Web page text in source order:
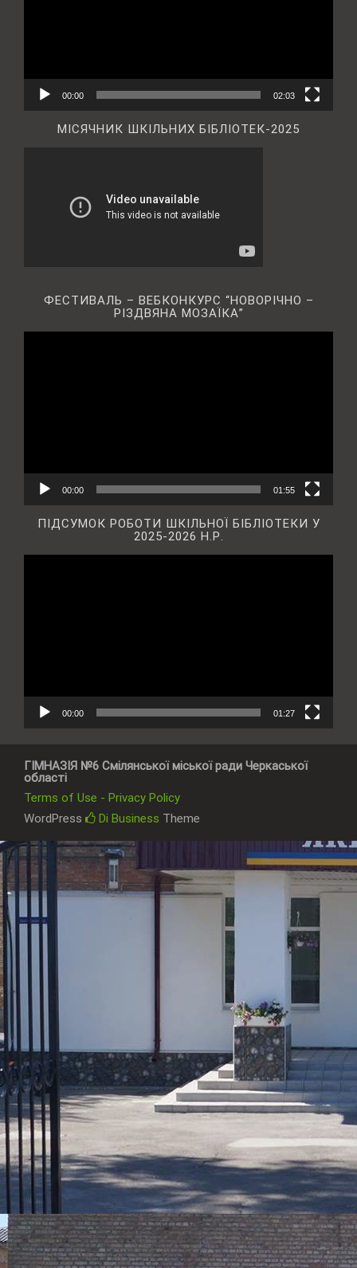
00:00 02:03
МІСЯЧНИК ШКІЛЬНИХ БІБЛІОТЕК-2025
ФЕСТИВАЛЬ – ВЕБКОНКУРС “НОВОРІЧНО –
РІЗДВЯНА МОЗАЇКА”
00:00 01:55
ПІДСУМОК РОБОТИ ШКІЛЬНОЇ БІБЛІОТЕКИ У
2025-2026 Н.Р.
00:00 01:27
ГІМНАЗІЯ №6 Смілянської міської ради Черкаської
області
Terms of Use - Privacy Policy
WordPress
Di Business Theme